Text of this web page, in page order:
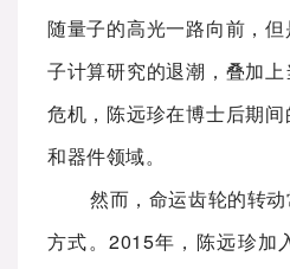
随量子的高光一路向前，
子计算研究的退潮，叠加
危机，陈远珍在博士后期
和器件领域。
然而，命运齿轮的转
方式。2015年，陈远珍加